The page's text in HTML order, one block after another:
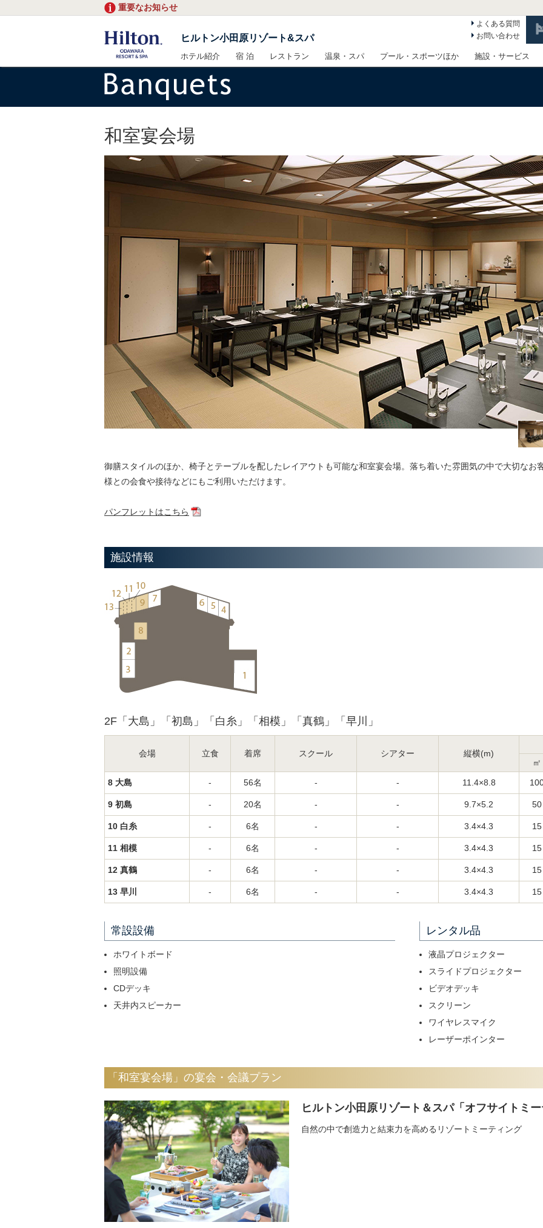
重要なお知らせ
ヒルトン小田原リゾート&スパ
よくある質問
お問い合わせ
ホテル紹介 宿 泊 レストラン 温泉・スパ プール・スポーツほか 施設・サービス
和室宴会場
御膳スタイルのほか、椅子とテーブルを配したレイアウトも可能な和室宴会場。落ち着いた雰囲気の中で大切なお
様との会食や接待などにもご利用いただけます。
パンフレットはこちら
施設情報
2F「大島」「初島」「白糸」「相模」「真鶴」「早川」
会場 立食 着席 スクール シアター
縦横(m)
㎡
8 大島 - 56名 - - 11.4×8.8
9 初島 - 20名 - - 9.7×5.2 50
10 白糸 - 6名 - - 3.4×4.3 15
11 相模 - 6名 - - 3.4×4.3 15
12 真鶴 - 6名 - - 3.4×4.3 15
13 早川 - 6名 - - 3.4×4.3 15
常設設備
ホワイトボード
照明設備
CDデッキ
天井内スピーカー
レンタル品
液晶プロジェクター
スライドプロジェクター
ビデオデッキ
スクリーン
ワイヤレスマイク
レーザーポインター
「和室宴会場」の宴会・会議プラン
ヒルトン小田原リゾート＆スパ「オフサイトミ
自然の中で創造力と結束力を高めるリゾートミーティング